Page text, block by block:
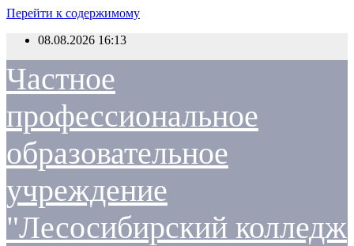
Перейти к содержимому
08.08.2026 16:13
Частное
профессиональное
образовательное
учреждение
"Лесосибирский колледж